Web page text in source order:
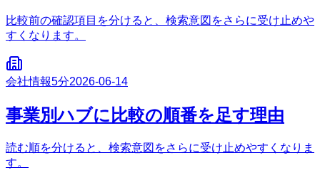
比較前の確認項目を分けると、検索意図をさらに受け止めや
すくなります。
会社情報5分2026-06-14
事業別ハブに比較の順番を足す理由
読む順を分けると、検索意図をさらに受け止めやすくなりま
す。